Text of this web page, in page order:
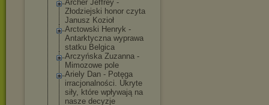
Archer Jeffrey -
Złodziejski honor czyta
Janusz Kozioł
Arctowski Henryk -
Antarktyczna wyprawa
statku Belgica
Arczyńska Zuzanna -
Mimozowe pole
Ariely Dan - Potęga
irracjonalności. Ukryte
siły, które wpływają na
nasze decyzje